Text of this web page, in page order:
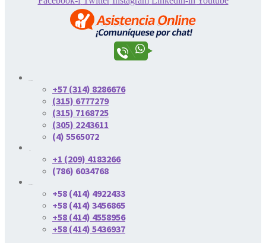
+57 (314) 8286676
(315) 6777279
(315) 7168725
(305) 2243611
(4) 5565072
+1 (209) 4183266
(786) 6034768
+58 (414) 4922433
+58 (414) 3456865
+58 (414) 4558956
+58 (414) 5436937